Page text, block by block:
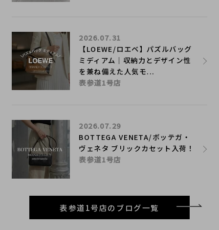
【LOEWE/ロエベ】パズルバッグ
ミディアム｜収納力とデザイン性
を兼ね備えた人気モ...
2026.07.31
表参道1号店
BOTTEGA VENETA/ボッテガ・
ヴェネタ ブリックカセット入荷！
2026.07.29
表参道1号店
表参道1号店のブログ一覧